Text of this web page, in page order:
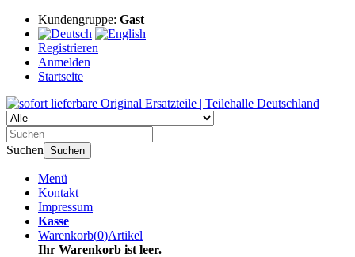
Kundengruppe: Gast
Registrieren
Anmelden
Startseite
Suchen Suchen
Menü
Kontakt
Impressum
Kasse
Warenkorb(0)Artikel
Ihr Warenkorb ist leer.